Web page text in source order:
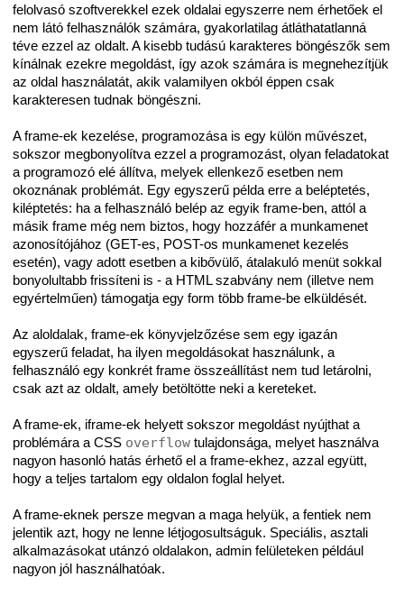
felolvasó szoftverekkel ezek oldalai egyszerre nem érhetőek el
nem látó felhasználók számára, gyakorlatilag átláthatatlanná
téve ezzel az oldalt. A kisebb tudású karakteres böngészők sem
kínálnak ezekre megoldást, így azok számára is megnehezítjük
az oldal használatát, akik valamilyen okból éppen csak
karakteresen tudnak böngészni.
A frame-ek kezelése, programozása is egy külön művészet,
sokszor megbonyolítva ezzel a programozást, olyan feladatokat
a programozó elé állítva, melyek ellenkező esetben nem
okoznának problémát. Egy egyszerű példa erre a beléptetés,
kiléptetés: ha a felhasználó belép az egyik frame-ben, attól a
másik frame még nem biztos, hogy hozzáfér a munkamenet
azonosítójához (GET-es, POST-os munkamenet kezelés
esetén), vagy adott esetben a kibővülő, átalakuló menüt sokkal
bonyolultabb frissíteni is - a HTML szabvány nem (illetve nem
egyértelműen) támogatja egy form több frame-be elküldését.
Az aloldalak, frame-ek könyvjelzőzése sem egy igazán
egyszerű feladat, ha ilyen megoldásokat használunk, a
felhasználó egy konkrét frame összeállítást nem tud letárolni,
csak azt az oldalt, amely betöltötte neki a kereteket.
A frame-ek, iframe-ek helyett sokszor megoldást nyújthat a
problémára a CSS overflow tulajdonsága, melyet használva
nagyon hasonló hatás érhető el a frame-ekhez, azzal együtt,
hogy a teljes tartalom egy oldalon foglal helyet.
A frame-eknek persze megvan a maga helyük, a fentiek nem
jelentik azt, hogy ne lenne létjogosultságuk. Speciális, asztali
alkalmazásokat utánzó oldalakon, admin felületeken például
nagyon jól használhatóak.